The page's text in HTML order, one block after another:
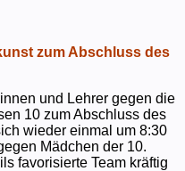
zum Abschluss des
und Lehrer gegen die
10 zum Abschluss des
wieder einmal um 8:30
Mädchen der 10.
favorisierte Team kräftig